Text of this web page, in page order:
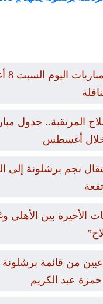
المرتقبة.. جدول
أغسطس
نجم برشلونة إلى
الأخيرة بين الأهلي
يستبعد 3 لاعبين من قائمة
عبد الكريم